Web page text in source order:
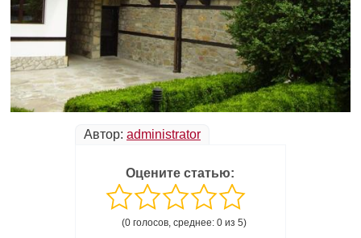
Автор: administrator
Оцените статью:
(0 голосов, среднее: 0 из 5)